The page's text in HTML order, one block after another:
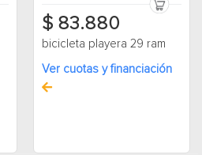
$ 83.880
bicicleta playera 29 ram
Ver cuotas y financiación